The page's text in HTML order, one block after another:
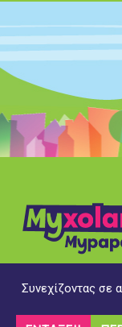
Copyright
Συνεχίζοντας σε